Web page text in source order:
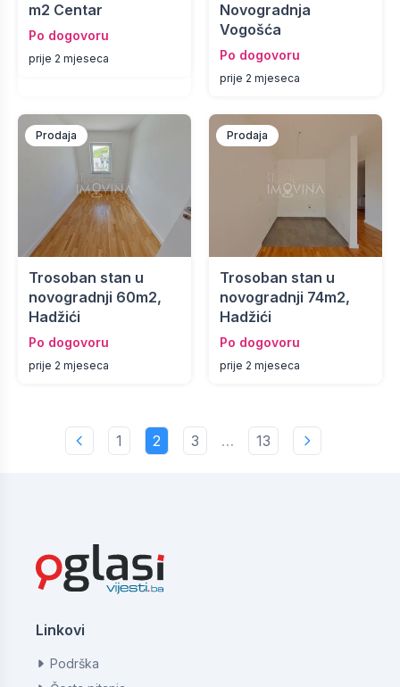
m2 Centar
Po dogovoru
prije 2 mjeseca
Novogradnja
Vogošća
Po dogovoru
prije 2 mjeseca
Prodaja
Trosoban stan u
novogradnji 60m2,
Hadžići
Po dogovoru
prije 2 mjeseca
Prodaja
Trosoban stan u
novogradnji 74m2,
Hadžići
Po dogovoru
prije 2 mjeseca
1 2 3 … 13
Linkovi
Podrška